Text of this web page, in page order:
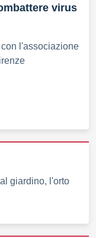
virus
l'associazione
giardino, l'orto